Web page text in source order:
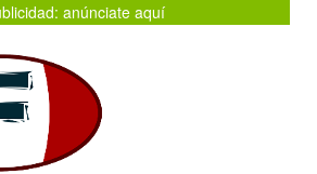
anúnciate aquí